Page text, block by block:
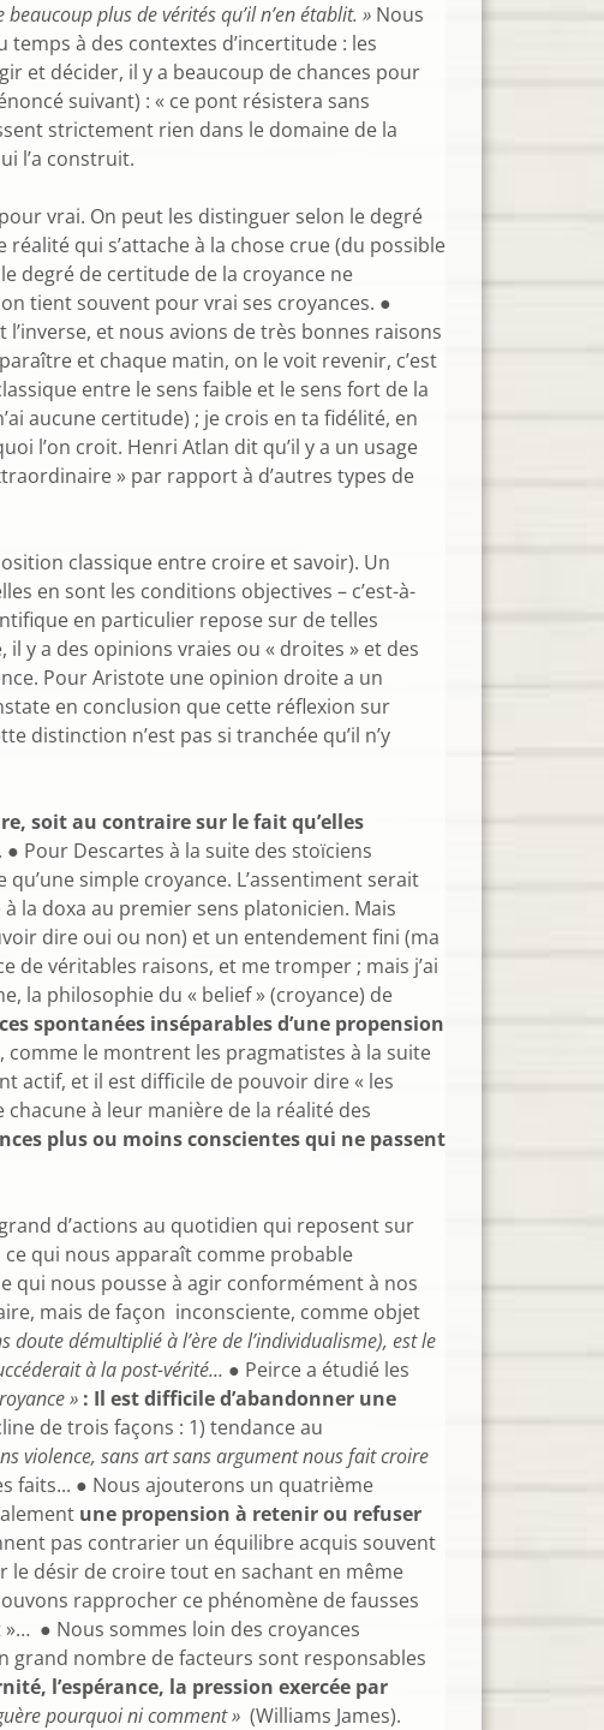
plus de vérités qu’il n’en établit. » Nous
à des contextes d’incertitude : les
et décider, il y a beaucoup de chances pour
suivant) : « ce pont résistera sans
strictement rien dans le domaine de la
l’a construit.
vrai. On peut les distinguer selon le degré
qui s’attache à la chose crue (du possible
degré de certitude de la croyance ne
tient souvent pour vrai ses croyances. ●
et nous avions de très bonnes raisons
et chaque matin, on le voit revenir, c’est
entre le sens faible et le sens fort de la
aucune certitude) ; je crois en ta fidélité, en
l’on croit. Henri Atlan dit qu’il y a un usage
» par rapport à d’autres types de
classique entre croire et savoir). Un
en sont les conditions objectives – c’est-à-
en particulier repose sur de telles
y a des opinions vraies ou « droites » et des
Pour Aristote une opinion droite a un
en conclusion que cette réflexion sur
distinction n’est pas si tranchée qu’il n’y
soit au contraire sur le fait qu’elles
. ● Pour Descartes à la suite des stoïciens
simple croyance. L’assentiment serait
la doxa au premier sens platonicien. Mais
dire oui ou non) et un entendement fini (ma
de véritables raisons, et me tromper ; mais j’ai
la philosophie du « belief » (croyance) de
spontanées inséparables d’une propension
comme le montrent les pragmatistes à la suite
actif, et il est difficile de pouvoir dire « les
à leur manière de la réalité des
plus ou moins conscientes qui ne passent
d’actions au quotidien qui reposent sur
qui nous apparaît comme probable
qui nous pousse à agir conformément à nos
mais de façon inconsciente, comme objet
doute démultiplié à l’ère de l’individualisme), est le
à la post-vérité… ● Peirce a étudié les
» : Il est difficile d’abandonner une
de trois façons : 1) tendance au
violence, sans art sans argument nous fait croire
faits... ● Nous ajouterons un quatrième
une propension à retenir ou refuser
pas contrarier un équilibre acquis souvent
le désir de croire tout en sachant en même
rapprocher ce phénomène de fausses
»… ● Nous sommes loin des croyances
grand nombre de facteurs sont responsables
l’espérance, la pression exercée par
pourquoi ni comment » (Williams James).